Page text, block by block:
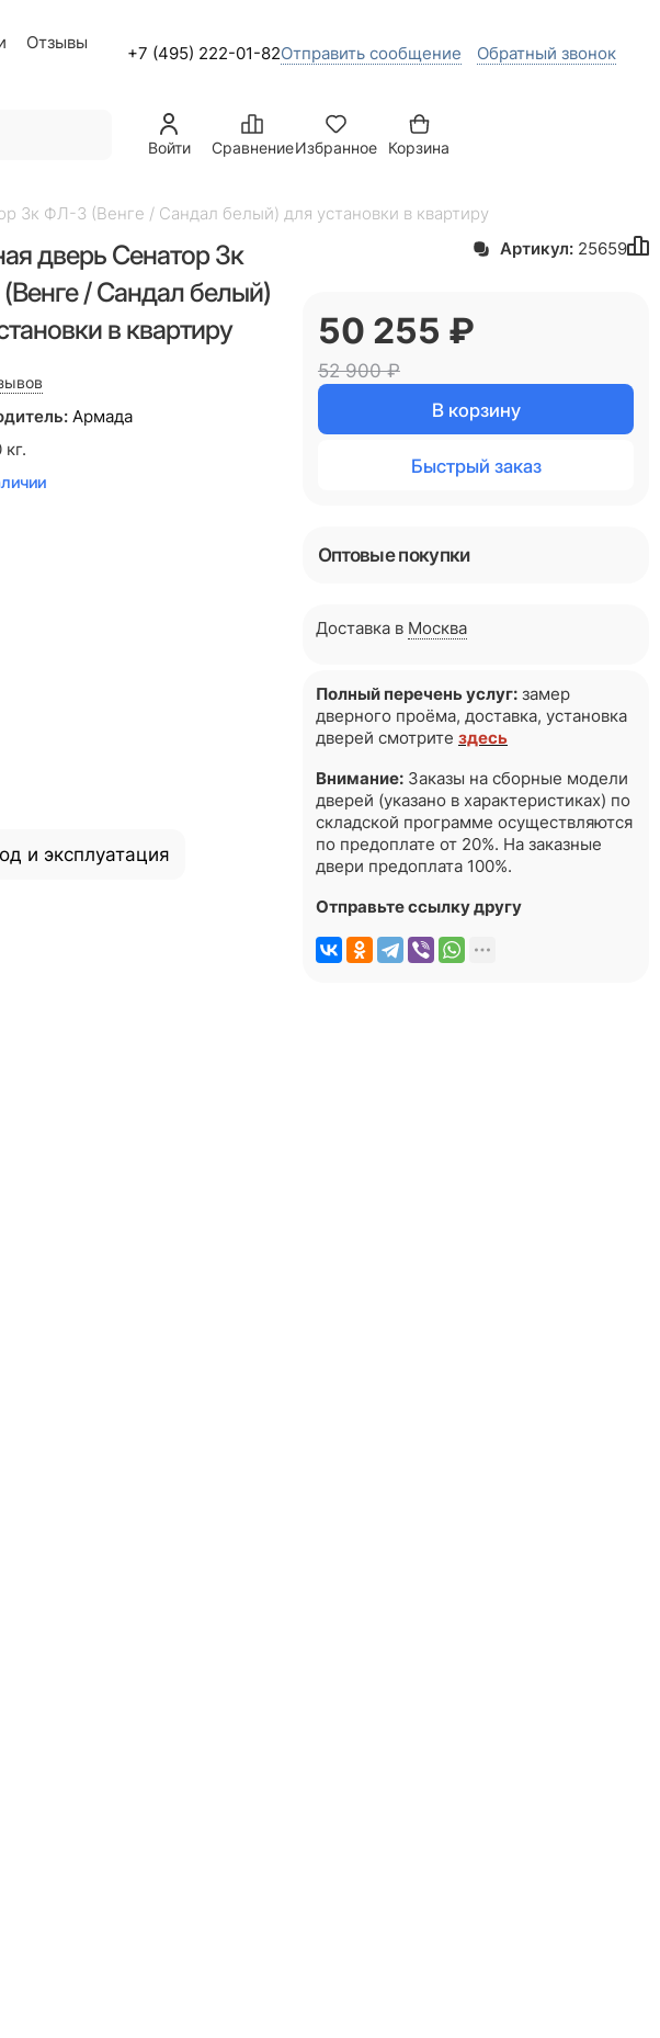
Отзывы
+7 (495) 222-01-82Отправить сообщение Обратный звонок
Войти СравнениеИзбранное Корзина
3к ФЛ-3 (Венге / Сандал белый) для установки в квартиру
дверь Сенатор 3к
/ Сандал белый)
в квартиру
Армада
кг.
и эксплуатация
Артикул: 25659
52 900 ₽
50 255 ₽
В корзину
Быстрый заказ
Оптовые покупки
Доставка в Москва
Полный перечень услуг: замер
дверного проёма, доставка, установка
дверей смотрите здесь
Внимание: Заказы на сборные модели
дверей (указано в характеристиках) по
складской программе осуществляются
по предоплате от 20%. На заказные
двери предоплата 100%.
Отправьте ссылку другу